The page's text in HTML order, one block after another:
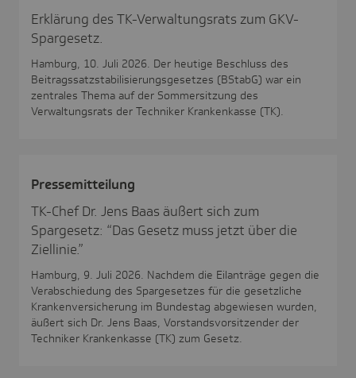
Erklärung des TK-Verwaltungsrats zum GKV-
Spargesetz.
Hamburg, 10. Juli 2026. Der heutige Beschluss des
Beitragssatzstabilisierungsgesetzes (BStabG) war ein
zentrales Thema auf der Sommersitzung des
Verwaltungsrats der Techniker Krankenkasse (TK).
Pres­se­mit­tei­lung
TK-Chef Dr. Jens Baas äußert sich zum
Spargesetz: “Das Gesetz muss jetzt über die
Ziellinie.”
Hamburg, 9. Juli 2026. Nachdem die Eilanträge gegen die
Verabschiedung des Spargesetzes für die gesetzliche
Krankenversicherung im Bundestag abgewiesen wurden,
äußert sich Dr. Jens Baas, Vorstandsvorsitzender der
Techniker Krankenkasse (TK) zum Gesetz.